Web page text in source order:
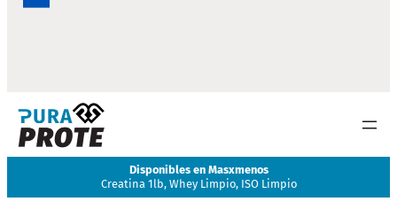
Disponibles en Masxmenos
Creatina 1lb, Whey Limpio, ISO Limpio